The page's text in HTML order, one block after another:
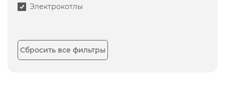
Электрокотлы
Сбросить все фильтры